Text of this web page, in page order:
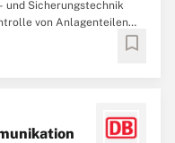
und Sicherungstechnik
von Anlagenteilen
, Bahnübergangs- und
du entsprechend den
bookmark